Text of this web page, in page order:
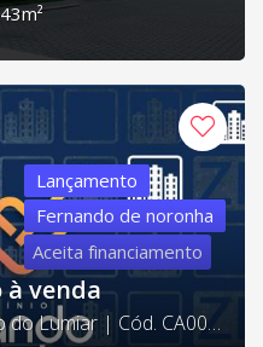
Lançamento
Fernando de noronha
Aceita financiamento
à venda
Parque Bob Kennedy , Paço do Lumiar | Cód. CA0014